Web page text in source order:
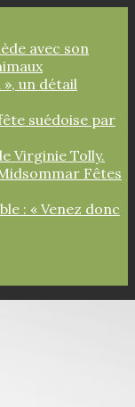
avec son
un détail
suédoise par
Virginie Tolly.
Fêtes
: « Venez donc